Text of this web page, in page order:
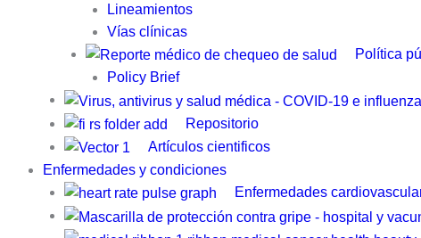
Lineamientos
Vías clínicas
Política
Policy Brief
Repositorio
Artículos cientificos
Enfermedades y condiciones
Enfermedades